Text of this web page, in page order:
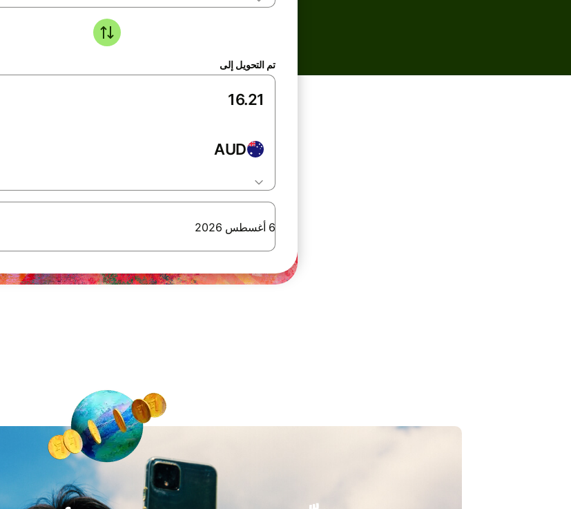
تم التحويل إلى
AUD
6 أغسطس 2026